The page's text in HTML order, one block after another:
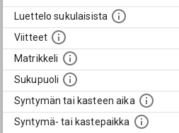
Luettelo sukulaisista
Viitteet
Matrikkeli
Sukupuoli
Syntymän tai kasteen aika
Syntymä- tai kastepaikka